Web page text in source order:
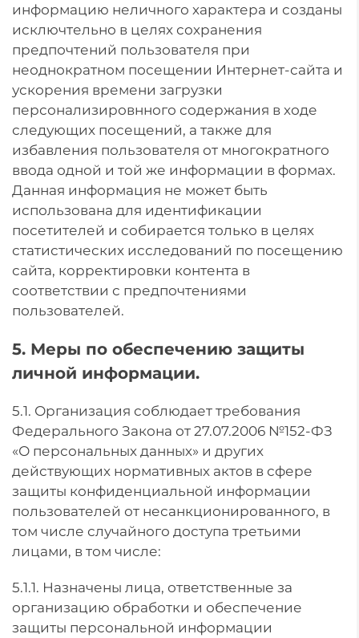
информацию неличного характера и созданы
исключтельно в целях сохранения
предпочтений пользователя при
неоднократном посещении Интернет-сайта и
ускорения времени загрузки
персонализировнного содержания в ходе
следующих посещений, а также для
избавления пользователя от многократного
ввода одной и той же информации в формах.
Данная информация не может быть
использована для идентификации
посетителей и собирается только в целях
статистических исследований по посещению
сайта, корректировки контента в
соответствии с предпочтениями
пользователей.
5. Меры по обеспечению защиты
личной информации.
5.1. Организация соблюдает требования
Федерального Закона от 27.07.2006 №152-ФЗ
«О персональных данных» и других
действующих нормативных актов в сфере
защиты конфиденциальной информации
пользователей от несанкционированного, в
том числе случайного доступа третьими
лицами, в том числе:
5.1.1. Назначены лица, ответственные за
организацию обработки и обеспечение
защиты персональной информации